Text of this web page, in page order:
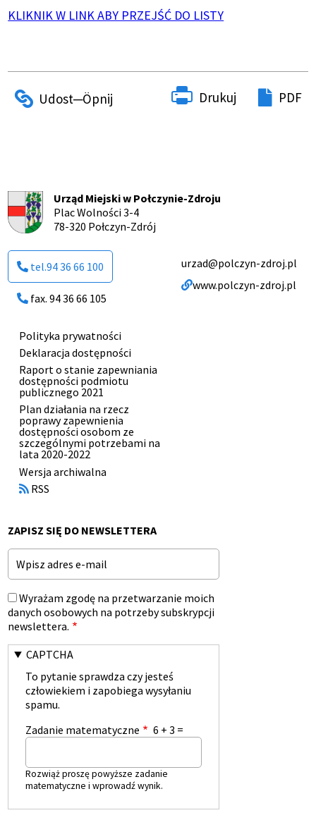
KLIKNIK W LINK ABY PRZEJŚĆ DO LISTY
Drukuj PDF
Urząd Miejski w Połczynie-Zdroju
Plac Wolności 3-4
78-320 Połczyn-Zdrój
tel.94 36 66 100
fax. 94 36 66 105
urzad@polczyn-zdroj.pl
www.polczyn-zdroj.pl
Menu
stopki
Polityka prywatności
Deklaracja dostępności
Raport o stanie zapewniania
dostępności podmiotu
publicznego 2021
Plan działania na rzecz
poprawy zapewnienia
dostępności osobom ze
szczególnymi potrzebami na
lata 2020-2022
Otworzy
się
w
Wersja archiwalna
RSS
ZAPISZ SIĘ DO NEWSLETTERA
Email
Wyrażam zgodę na przetwarzanie moich
danych osobowych na potrzeby subskrypcji
newslettera.
CAPTCHA
To pytanie sprawdza czy jesteś
człowiekiem i zapobiega wysyłaniu
spamu.
Zadanie matematyczne
6 + 3 =
Rozwiąż proszę powyższe zadanie
matematyczne i wprowadź wynik.